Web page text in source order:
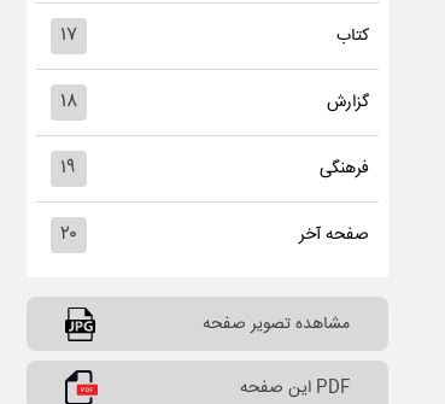
کتاب ۱۷
گزارش ۱۸
فرهنگی ۱۹
صفحه آخر ۲۰
مشاهده تصویر صفحه
PDF این صفحه